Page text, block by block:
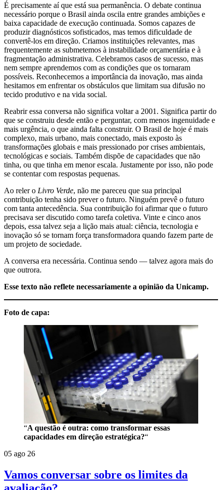
É precisamente aí que está sua permanência. O debate continua
necessário porque o Brasil ainda oscila entre grandes ambições e
baixa capacidade de execução continuada. Somos capazes de
produzir diagnósticos sofisticados, mas temos dificuldade de
convertê-los em direção. Criamos instituições relevantes, mas
frequentemente as submetemos à instabilidade orçamentária e à
fragmentação administrativa. Celebramos casos de sucesso, mas
nem sempre aprendemos com as condições que os tornaram
possíveis. Reconhecemos a importância da inovação, mas ainda
hesitamos em enfrentar os obstáculos que limitam sua difusão no
tecido produtivo e na vida social.
Reabrir essa conversa não significa voltar a 2001. Significa partir do
que se construiu desde então e perguntar, com menos ingenuidade e
mais urgência, o que ainda falta construir. O Brasil de hoje é mais
complexo, mais urbano, mais conectado, mais exposto às
transformações globais e mais pressionado por crises ambientais,
tecnológicas e sociais. Também dispõe de capacidades que não
tinha, ou que tinha em menor escala. Justamente por isso, não pode
se contentar com respostas pequenas.
Ao reler o Livro Verde, não me pareceu que sua principal
contribuição tenha sido prever o futuro. Ninguém prevê o futuro
com tanta antecedência. Sua contribuição foi afirmar que o futuro
precisava ser discutido como tarefa coletiva. Vinte e cinco anos
depois, essa talvez seja a lição mais atual: ciência, tecnologia e
inovação só se tornam força transformadora quando fazem parte de
um projeto de sociedade.
A conversa era necessária. Continua sendo — talvez agora mais do
que outrora.
Esse texto não reflete necessariamente a opinião da Unicamp.
Foto de capa:
“A questão é outra: como transformar essas
capacidades em direção estratégica?“
05 ago 26
Vamos conversar sobre os limites da